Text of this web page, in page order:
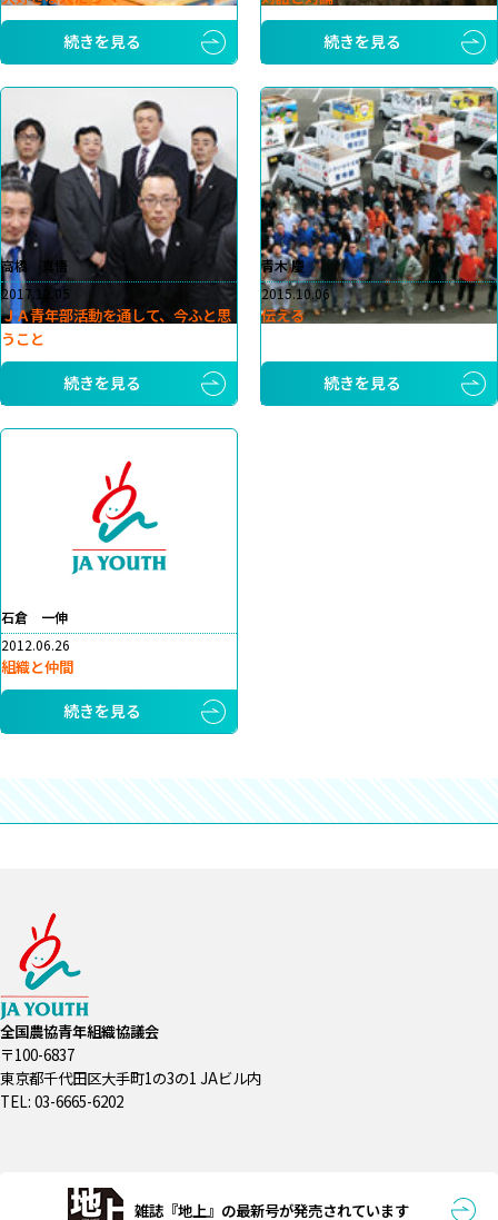
続きを見る
続きを見る
高橋 真悟
2017.12.05
ＪＡ青年部活動を通して、今ふと思
うこと
続きを見る
青木 慶
2015.10.06
伝える
続きを見る
石倉 一伸
2012.06.26
組織と仲間
続きを見る
全国農協青年組織協議会
〒100-6837
東京都千代田区大手町1の3の1 JAビル内
TEL: 03-6665-6202
雑誌『地上』の最新号が発売されています